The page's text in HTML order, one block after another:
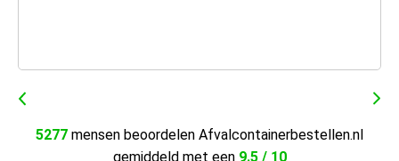
5277 mensen beoordelen Afvalcontainerbestellen.nl
gemiddeld met een 9.5 / 10